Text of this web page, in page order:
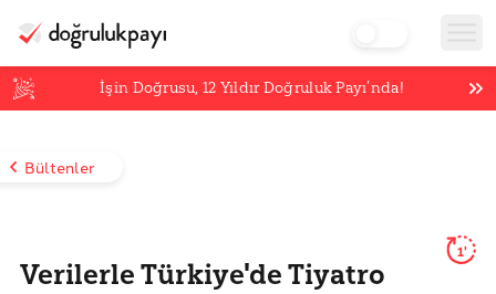
İşin Doğrusu,12 Yıldır Doğruluk Payı’nda!
Bültenler
Verilerle Türkiye'de Tiyatro
1'